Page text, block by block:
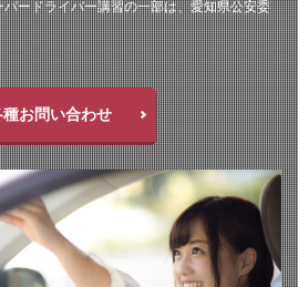
ードライバー講習の一部は、愛知県公安委
種お問い合わせ